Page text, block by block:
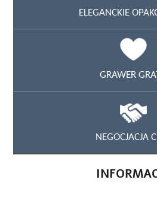
ELEGANCKIE
GRAWER
NEGOCJACJA